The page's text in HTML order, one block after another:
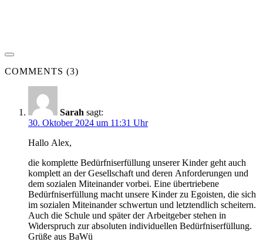
COMMENTS (3)
Sarah sagt:
30. Oktober 2024 um 11:31 Uhr
Hallo Alex,
die komplette Bedürfniserfüllung unserer Kinder geht auch
komplett an der Gesellschaft und deren Anforderungen und
dem sozialen Miteinander vorbei. Eine übertriebene
Bedürfniserfüllung macht unsere Kinder zu Egoisten, die sich
im sozialen Miteinander schwertun und letztendlich scheitern.
Auch die Schule und später der Arbeitgeber stehen in
Widerspruch zur absoluten individuellen Bedürfniserfüllung.
Grüße aus BaWü